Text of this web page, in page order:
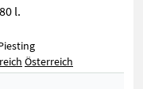
l.
Österreich